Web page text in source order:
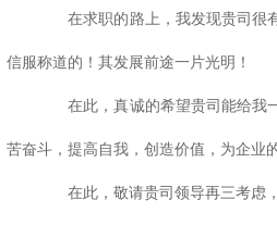
在求职的路上，我发现贵司很有
信服称道的！其发展前途一片光明！
在此，真诚的希望贵司能给我一
苦奋斗，提高自我，创造价值，为企业
在此，敬请贵司领导再三考虑，